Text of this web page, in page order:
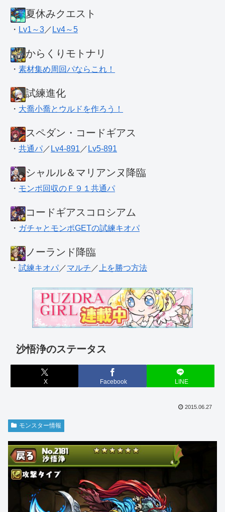
夏休みクエスト
・ Lv1～3 ／ Lv4～5
からくりモトナリ
・ 素材集め周回パならこれ！
試練進化
・ 大喬小喬とウルドを作ろう！
スペダン・コードギアス
・ 共通パ ／ Lv4-891 ／ Lv5-891
シャルル＆マリアンヌ降臨
・ モンポ回収のＦ９１共通パ
コードギアスコロシアム
・ ガチャとモンポGETの試練キオパ
ノーランド降臨
・ 試練キオパ ／マルチ ／ 上を勝つ方法
沙悟浄のステータス
X Facebook LINE
2015.06.27
モンスター情報